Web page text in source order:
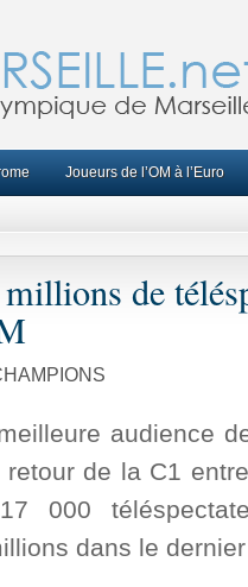
Joueurs de l’OM à l’Euro
de
audience
de la C1
000
dans le